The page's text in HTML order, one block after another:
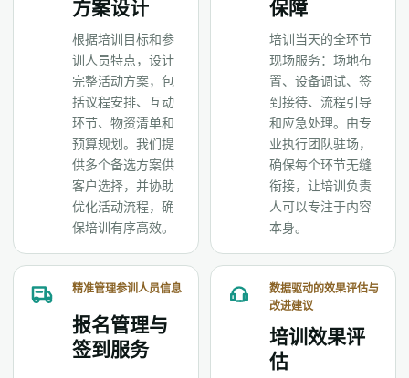
方案设计
根据培训目标和参
训人员特点，设计
完整活动方案，包
括议程安排、互动
环节、物资清单和
预算规划。我们提
供多个备选方案供
客户选择，并协助
优化活动流程，确
保培训有序高效。
保障
培训当天的全环节
现场服务：场地布
置、设备调试、签
到接待、流程引导
和应急处理。由专
业执行团队驻场，
确保每个环节无缝
衔接，让培训负责
人可以专注于内容
本身。
精准管理参训人员信息
报名管理与
签到服务
数据驱动的效果评估与
改进建议
培训效果评
估